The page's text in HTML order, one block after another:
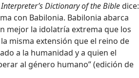
Interpreter’s Dictionary of the Bibledice:
con Babilonia. Babilonia abarca
mejor la idolatría extrema que los
misma extensión que el reino de
a la humanidad y a quien el
al género humano” (edición de